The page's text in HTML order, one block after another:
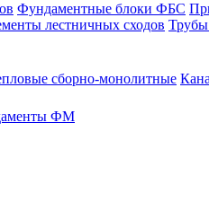
Фундаментные блоки ФБС
лестничных сходов Трубы
сборно-монолитные
ФМ